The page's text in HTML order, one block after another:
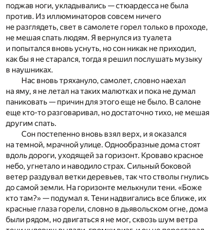
поджав ноги, укладывались — стюардесса не была
против. Из иллюминаторов совсем ничего
не разглядеть, свет в самолете горел только в проходе,
не мешая спать людям. Я вернулся из туалета
и попытался вновь уснуть, но сон никак не приходил,
как бы я не старался, тогда я решил послушать музыку
в наушниках.
Нас вновь тряхануло, самолет, словно наехал
на яму, я не летал на таких малютках и пока не думал
паниковать — причин для этого еще не было. В салоне
еще кто-то разговаривал, но достаточно тихо, не мешая
другим спать.
Сон постепенно вновь взял верх, и я оказался
на темной, мрачной улице. Однообразные дома стоят
вдоль дороги, уходящей за горизонт. Кроваво красное
небо, угнетало и наводило страх. Сильный боковой
ветер раздувал ветки деревьев, так что стволы гнулись
до самой земли. На горизонте мелькнули тени. «Боже
кто там?» — подумал я. Тени надвигались все ближе, их
красные глаза горели, словно в дьявольском огне, дома
были рядом, но двигаться я не мог, сквозь шум ветра